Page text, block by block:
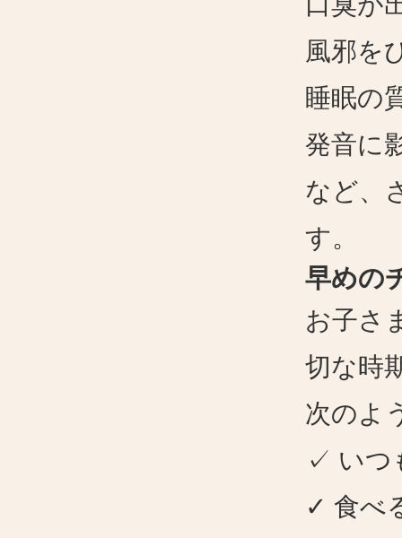
風邪を
睡眠の
発音に
など、
す。
早めの
お子さ
切な時
次のよ
✓ いつ
✓ 食べ